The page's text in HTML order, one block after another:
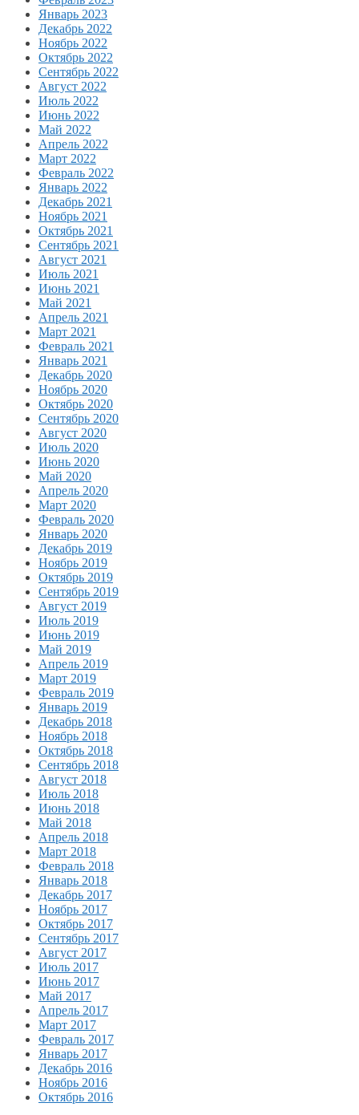
Январь 2023
Декабрь 2022
Ноябрь 2022
Октябрь 2022
Сентябрь 2022
Август 2022
Июль 2022
Июнь 2022
Май 2022
Апрель 2022
Март 2022
Февраль 2022
Январь 2022
Декабрь 2021
Ноябрь 2021
Октябрь 2021
Сентябрь 2021
Август 2021
Июль 2021
Июнь 2021
Май 2021
Апрель 2021
Март 2021
Февраль 2021
Январь 2021
Декабрь 2020
Ноябрь 2020
Октябрь 2020
Сентябрь 2020
Август 2020
Июль 2020
Июнь 2020
Май 2020
Апрель 2020
Март 2020
Февраль 2020
Январь 2020
Декабрь 2019
Ноябрь 2019
Октябрь 2019
Сентябрь 2019
Август 2019
Июль 2019
Июнь 2019
Май 2019
Апрель 2019
Март 2019
Февраль 2019
Январь 2019
Декабрь 2018
Ноябрь 2018
Октябрь 2018
Сентябрь 2018
Август 2018
Июль 2018
Июнь 2018
Май 2018
Апрель 2018
Март 2018
Февраль 2018
Январь 2018
Декабрь 2017
Ноябрь 2017
Октябрь 2017
Сентябрь 2017
Август 2017
Июль 2017
Июнь 2017
Май 2017
Апрель 2017
Март 2017
Февраль 2017
Январь 2017
Декабрь 2016
Ноябрь 2016
Октябрь 2016